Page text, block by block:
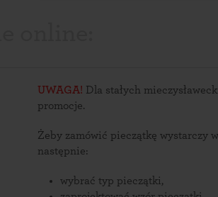
UWAGA! Dla stałych
promocje.
Żeby zamówić pieczątkę wystarczy
następnie:
wybrać typ pieczątki,